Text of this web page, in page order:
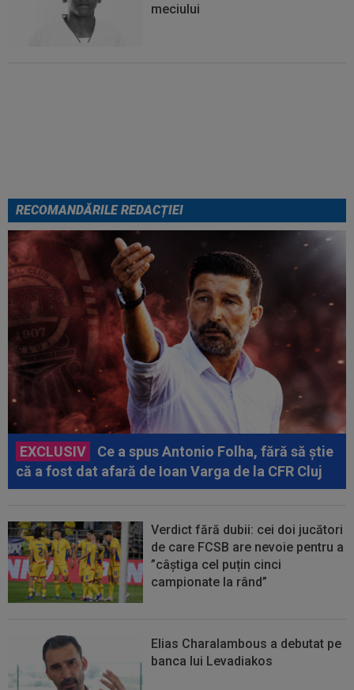
meciului
RECOMANDĂRILE REDACȚIEI
EXCLUSIV
Ce a spus Antonio Folha, fără să știe
că a fost dat afară de Ioan Varga de la CFR Cluj
Verdict fără dubii: cei doi jucători
de care FCSB are nevoie pentru a
”câștiga cel puțin cinci
campionate la rând”
Elias Charalambous a debutat pe
banca lui Levadiakos